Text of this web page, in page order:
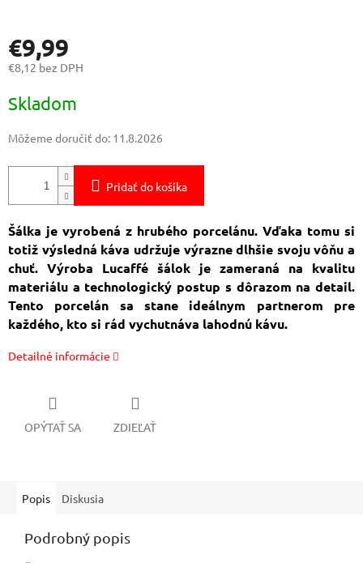
€9,99
€8,12 bez DPH
cena:
Skladom
Môžeme doručiť do: 11.8.2026
Pridať do košíka
Šálka je vyrobená z hrubého porcelánu. Vďaka tomu si
totiž výsledná káva udržuje výrazne dlhšie svoju vôňu a
chuť. Výroba Lucaffé šálok je zameraná na kvalitu
materiálu a technologický postup s dôrazom na detail.
Tento porcelán sa stane ideálnym partnerom pre
každého, kto si rád vychutnáva lahodnú kávu.
Detailné informácie
OPÝTAŤ SA ZDIEĽAŤ
Popis Diskusia
Podrobný popis